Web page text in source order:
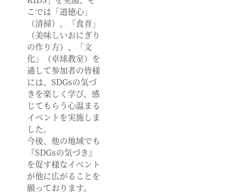
こでは「道徳心」
（清掃）、「食育」
（美味しいおにぎり
の作り方）、「文
化」（卓球教室）を
通して参加者の皆様
には、SDGsの気づ
きを楽しく学び、感
じてもらう心温まる
イベントを実施しま
した。
今後、他の地域でも
『SDGsの気づき』
を促す様なイベント
が他に広がることを
願っております。